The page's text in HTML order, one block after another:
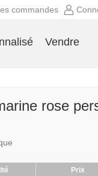
rose
Prix
commandes
Vendre